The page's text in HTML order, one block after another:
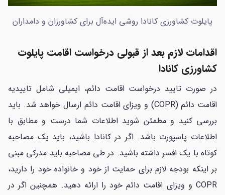
پایلوت کشاورزی کانادا روشی ایده‌آل برای کشاورزان و دامداران
اقدامات لازم بعد از قبولی درخواست اقامت پایلوت
کشاورزی کانادا
در صورت تایید درخواست اقامت دائم، ایمیلی شامل تاییدیه
اقامت دائم (COPR) و ویزای اقامت دائم ارسال خواهد شد. باید
بررسی کنید و مطمئن شوید اطلاعات شما درست و مطابق با
اطلاعات پاسپورت باشد. اگر در کانادا باشید، باید یک مصاحبه
کوتاه با یک افسر داشته باشید. در طی مصاحبه باید مدرکی مبنی
بر اینکه بودجه لازم برای حمایت از خود و خانواده خود را دارید،
COPR و ویزای اقامت دائم خود را ارائه دهید. همچنین اگر در